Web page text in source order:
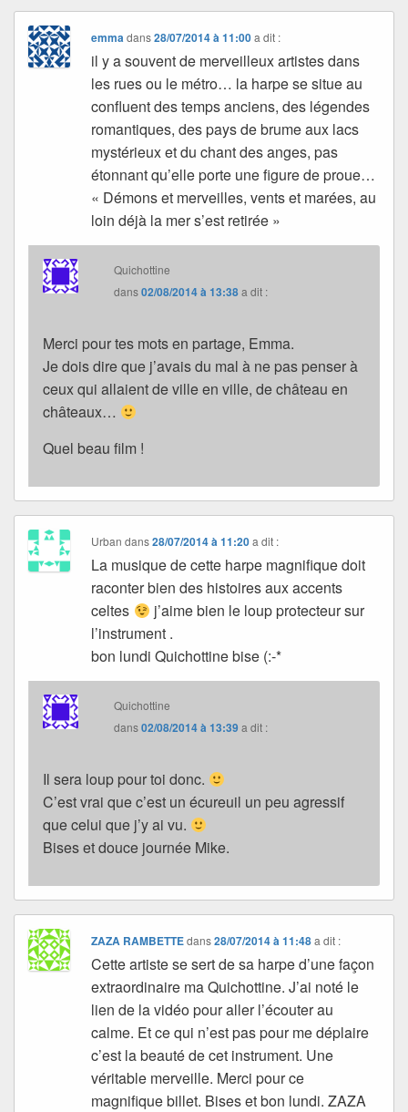
emmadans28/07/2014 à 11:00 a dit :
il y a souvent de merveilleux artistes dans
les rues ou le métro… la harpe se situe au
confluent des temps anciens, des légendes
romantiques, des pays de brume aux lacs
mystérieux et du chant des anges, pas
étonnant qu’elle porte une figure de proue…
« Démons et merveilles, vents et marées, au
loin déjà la mer s’est retirée »
Quichottine
dans02/08/2014 à 13:38a dit :
Merci pour tes mots en partage, Emma.
Je dois dire que j’avais du mal à ne pas penser à
ceux qui allaient de ville en ville, de château en
châteaux…
Quel beau film !
Urban dans28/07/2014 à 11:20 a dit :
La musique de cette harpe magnifique doit
raconter bien des histoires aux accents
celtes
j’aime bien le loup protecteur sur
l’instrument .
bon lundi Quichottine bise (:-*
Quichottine
dans02/08/2014 à 13:39a dit :
Il sera loup pour toi donc.
C’est vrai que c’est un écureuil un peu agressif
que celui que j’y ai vu.
Bises et douce journée Mike.
ZAZA RAMBETTEdans28/07/2014 à 11:48 a dit :
Cette artiste se sert de sa harpe d’une façon
extraordinaire ma Quichottine. J’ai noté le
lien de la vidéo pour aller l’écouter au
calme. Et ce qui n’est pas pour me déplaire
c’est la beauté de cet instrument. Une
véritable merveille. Merci pour ce
magnifique billet. Bises et bon lundi. ZAZA